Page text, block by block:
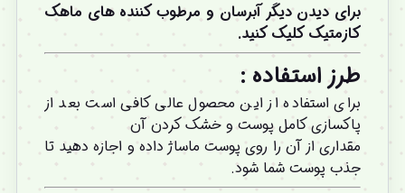
برای دیدن دیگر آبرسان و مرطوب کننده های ماهک
کازمتیک کلیک کنید.
طرز استفاده :
برای استفاده از این محصول عالی کافی است بعد از
پاکسازی کامل پوست و خشک کردن آن
مقداری از آن را روی پوست ماساژ داده و اجازه دهید تا
جذب پوست شما شود.